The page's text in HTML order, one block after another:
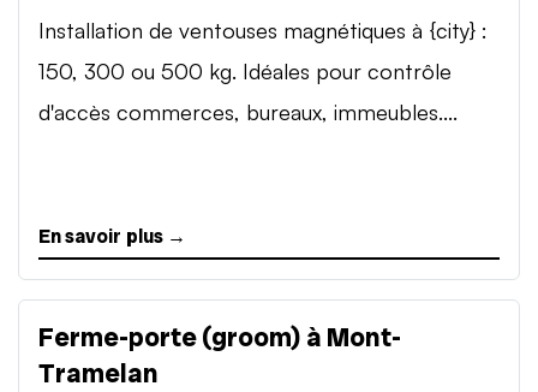
Installation de ventouses magnétiques à {city} :
150, 300 ou 500 kg. Idéales pour contrôle
d'accès commerces, bureaux, immeubles....
En savoir plus →
Ferme-porte (groom) à Mont-
Tramelan